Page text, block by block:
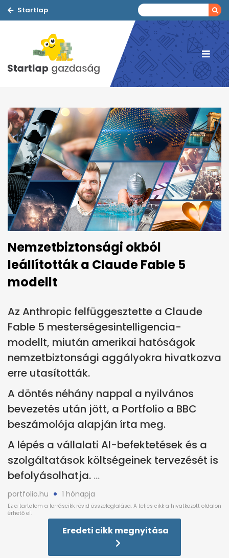
Startlap
Nemzetbiztonsági okból
leállították a Claude Fable 5
modellt
Az Anthropic felfüggesztette a Claude
Fable 5 mesterségesintelligencia-
modellt, miután amerikai hatóságok
nemzetbiztonsági aggályokra hivatkozva
erre utasították.
A döntés néhány nappal a nyilvános
bevezetés után jött, a Portfolio a BBC
beszámolója alapján írta meg.
A lépés a vállalati AI-befektetések és a
szolgáltatások költségeinek tervezését is
befolyásolhatja.
portfolio.hu 1 hónapja
Eredeti cikk megnyitása